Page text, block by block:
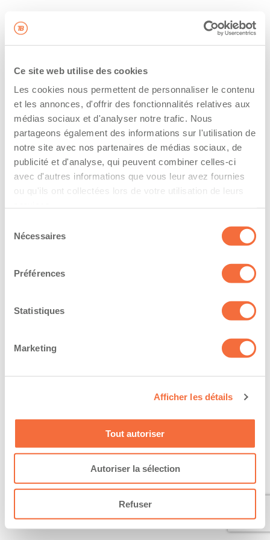
Ce site web utilise des cookies
Les cookies nous permettent de personnaliser le contenu
et les annonces, d'offrir des fonctionnalités relatives aux
médias sociaux et d'analyser notre trafic. Nous
partageons également des informations sur l'utilisation de
notre site avec nos partenaires de médias sociaux, de
publicité et d'analyse, qui peuvent combiner celles-ci
avec d'autres informations que vous leur avez fournies
ou qu'ils ont collectées lors de votre utilisation de leurs
Nécessaires
Préférences
Statistiques
Marketing
Afficher les détails
Tout autoriser
Autoriser la sélection
Refuser